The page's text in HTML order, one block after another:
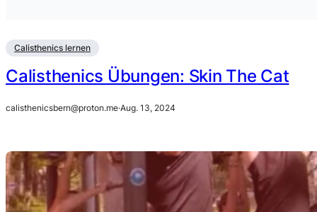
Calisthenics lernen
Calisthenics Übungen: Skin The Cat
calisthenicsbern@proton.me·Aug. 13, 2024